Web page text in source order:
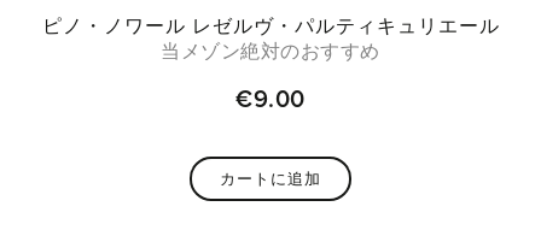
ピノ・ノワール レゼルヴ・パルティキュリエール
当メゾン絶対のおすすめ
€9.00
カートに追加